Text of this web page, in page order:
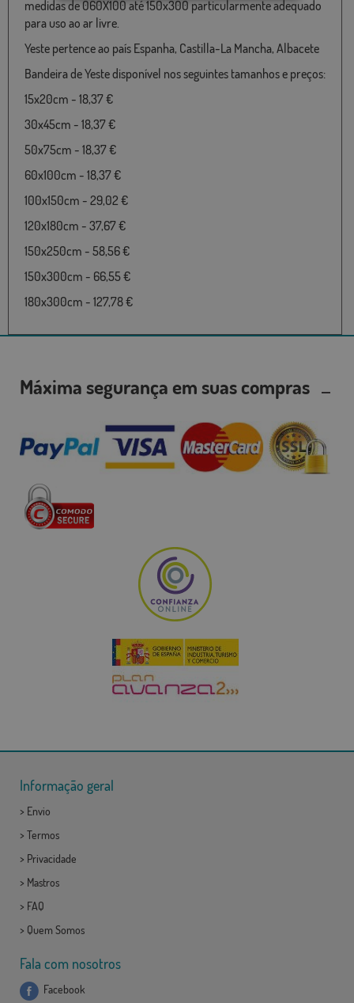
medidas de 060X100 até 150x300 particularmente adequado
para uso ao ar livre.
Yeste pertence ao país Espanha, Castilla-La Mancha, Albacete
Bandeira de Yeste disponível nos seguintes tamanhos e preços:
15x20cm - 18,37 €
30x45cm - 18,37 €
50x75cm - 18,37 €
60x100cm - 18,37 €
100x150cm - 29,02 €
120x180cm - 37,67 €
150x250cm - 58,56 €
150x300cm - 66,55 €
180x300cm - 127,78 €
Máxima segurança em suas compras
Informação geral
> Envio
> Termos
> Privacidade
> Mastros
> FAQ
> Quem Somos
Fala com nosotros
Facebook